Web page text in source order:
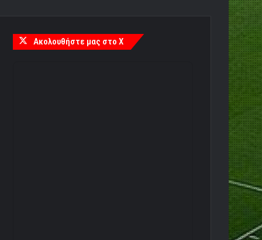
Ακολουθήστε μας στο X